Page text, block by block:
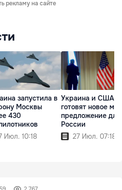
рекламу на сайте
запустила в
Москвы
430
Июл. 10:18
Украина и США
готовят новое
предложение для
России
27 Июл. 07:18